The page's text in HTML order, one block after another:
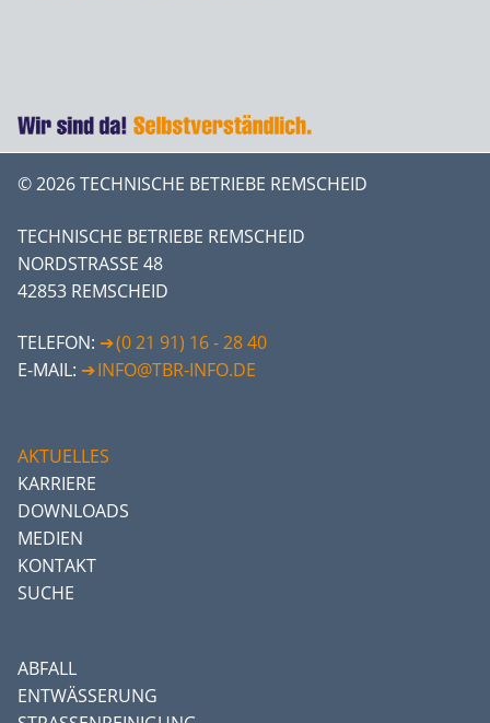
© 2026 TECHNISCHE BETRIEBE REMSCHEID
TECHNISCHE BETRIEBE REMSCHEID
NORDSTRASSE 48
42853 REMSCHEID
TELEFON:
(0 21 91) 16 - 28 40
E-MAIL:
INFO@TBR-INFO.DE
AKTUELLES
KARRIERE
DOWNLOADS
MEDIEN
KONTAKT
SUCHE
ABFALL
ENTWÄSSERUNG